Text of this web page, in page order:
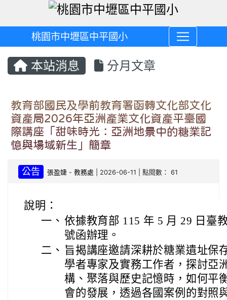
桃園市中壢區中平國小
本站消息 分月文章
教育部國民及學前教育署函轉文化部文化
資產局2026年亞洲產業文化資產平臺國
際講座「甜味時光：亞洲地景中的糖業記
憶與場域新生」簡章
公告 張盈婕 -教務處 | 2026-06-11 | 點閱數： 61
說明：
一、 依據教育部 115 年 5 月 29 日臺
號函辦理。
二、 旨揭講座邀請深耕於糖業遺址保
學者專家及實務工作者，探討亞
構、聚落與歷史記憶時，如何平
會的發展，透過各國案例的對照